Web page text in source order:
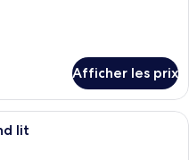
Afficher les prix
chambre d’hôtel moderne
lit